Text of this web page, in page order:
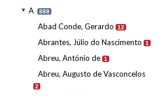
A 888
Abad Conde, Gerardo 12
Abrantes, Júlio do Nascimento 1
Abreu, António de 1
Abreu, Augusto de Vasconcelos
2